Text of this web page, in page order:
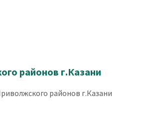
районов г.Казани
районов г.Казани